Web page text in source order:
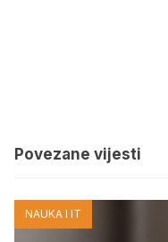
Povezane vijesti
NAUKA I IT